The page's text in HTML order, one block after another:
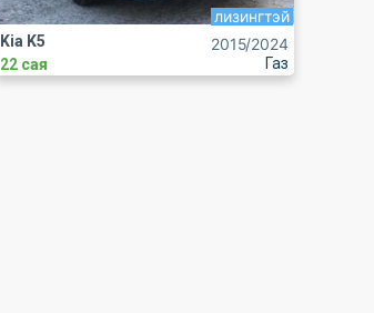
2015/2024
Газ
лизингтэй
Kia K5
22 сая